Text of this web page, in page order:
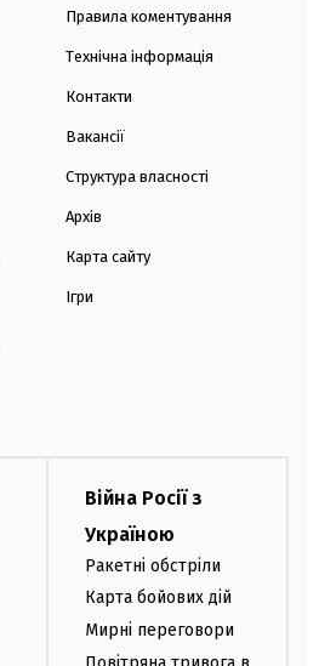
Правила коментування
Технічна інформація
Контакти
Вакансії
Структура власності
Архів
Карта сайту
Ігри
Війна Росії з
Україною
Ракетні обстріли
Карта бойових дій
Мирні переговори